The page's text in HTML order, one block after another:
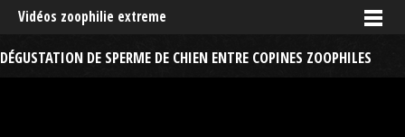
Vidéos zoophilie extreme
DÉGUSTATION DE SPERME DE CHIEN ENTRE COPINES ZOOPHILES